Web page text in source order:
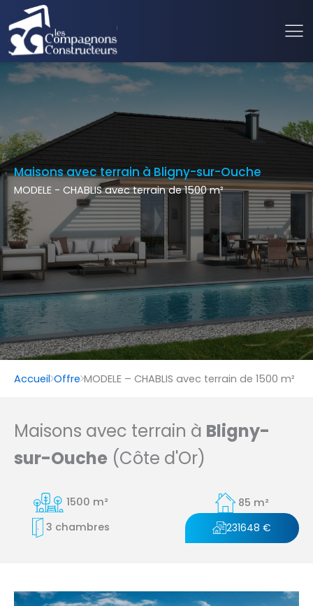
Maisons avec terrain à Bligny-sur-Ouche
MODELE - CHABLIS avec terrain de 1500 m²
Accueil Offre MODELE – CHABLIS avec terrain de 1500 m²
Maisons avec terrain à Bligny-
sur-Ouche (Côte d'Or)
1500 m²
85 m²
3 chambres
231648 €